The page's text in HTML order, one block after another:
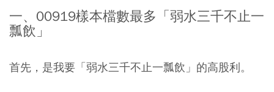
一、00919樣本檔數最多「弱水三千不止一
瓢飲」
首先，是我要「弱水三千不止一瓢飲」的高股利。